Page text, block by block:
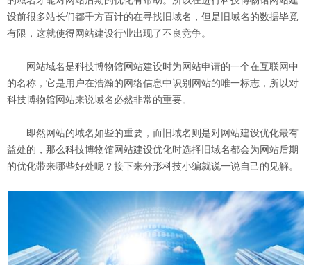
设前很多站长们都千方百计的在寻找旧域名，但是旧域名的数据毕竟
有限，这就使得网站建设行业出现了不良竞争。
网站域名是科技博物馆网站建设时为网站申请的一个在互联网中
的名称，它是用户在浩瀚的网络信息中识别网站的唯一标志，所以对
科技博物馆网站来说域名必然非常的重要。
即然网站的域名如些的重要，而旧域名则是对网站建设优化最有
益处的，那么科技博物馆网站建设优化时选择旧域名都会为网站后期
的优化带来哪些好处呢？接下来分形科技小编就说一说自己的见解。